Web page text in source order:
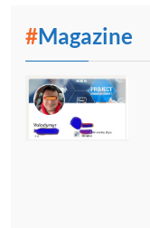
#Magazine